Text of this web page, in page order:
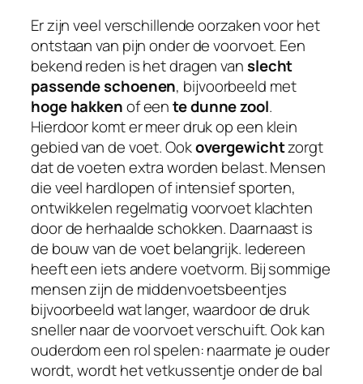
Er zijn veel verschillende oorzaken voor het
ontstaan van pijn onder de voorvoet. Een
bekend reden is het dragen vanslecht
passende schoenen, bijvoorbeeld met
hoge hakkenof eente dunne zool.
Hierdoor komt er meer druk op een klein
gebied van de voet. Ookovergewichtzorgt
dat de voeten extra worden belast. Mensen
die veel hardlopen of intensief sporten,
ontwikkelen regelmatig voorvoet klachten
door de herhaalde schokken. Daarnaast is
de bouw van de voet belangrijk. Iedereen
heeft een iets andere voetvorm. Bij sommige
mensen zijn de middenvoetsbeentjes
bijvoorbeeld wat langer, waardoor de druk
sneller naar de voorvoet verschuift. Ook kan
ouderdom een rol spelen: naarmate je ouder
wordt, wordt het vetkussentje onder de bal